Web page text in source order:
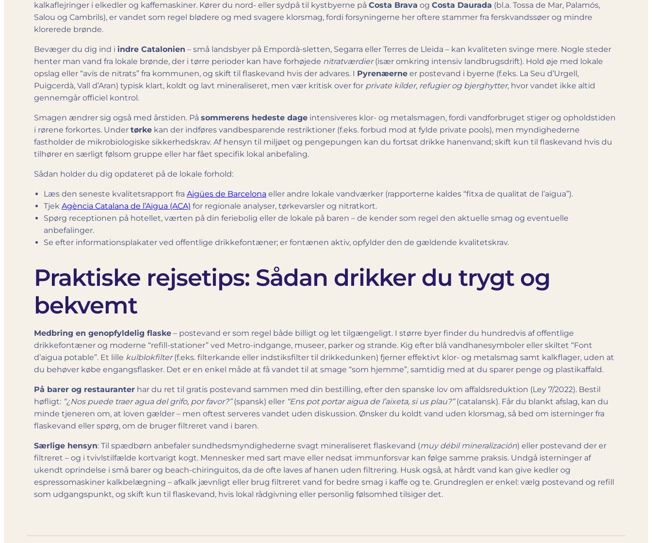
kalkaflejringer i elkedler og kaffemaskiner. Kører du nord- eller sydpå til kystbyerne på Costa Brava og Costa Daurada (bl.a. Tossa de Mar, Palamós,
Salou og Cambrils), er vandet som regel blødere og med svagere klorsmag, fordi forsyningerne her oftere stammer fra ferskvandssøer og mindre
klorerede brønde.
Bevæger du dig ind i indre Catalonien – små landsbyer på Empordà-sletten, Segarra eller Terres de Lleida – kan kvaliteten svinge mere. Nogle steder
henter man vand fra lokale brønde, der i tørre perioder kan have forhøjede nitratværdier(især omkring intensiv landbrugsdrift). Hold øje med lokale
opslag eller “avís de nitrats” fra kommunen, og skift til flaskevand hvis der advares. I Pyrenæerne er postevand i byerne (f.eks. La Seu d’Urgell,
Puigcerdà, Vall d’Aran) typisk klart, koldt og lavt mineraliseret, men vær kritisk over for private kilder, refugier og bjerghytter, hvor vandet ikke altid
gennemgår officiel kontrol.
Smagen ændrer sig også med årstiden. På sommerens hedeste dage intensiveres klor- og metalsmagen, fordi vandforbruget stiger og opholdstiden
i rørene forkortes. Under tørke kan der indføres vandbesparende restriktioner (f.eks. forbud mod at fylde private pools), men myndighederne
fastholder de mikrobiologiske sikkerhedskrav. Af hensyn til miljøet og pengepungen kan du fortsat drikke hanenvand; skift kun til flaskevand hvis du
tilhører en særligt følsom gruppe eller har fået specifik lokal anbefaling.
Sådan holder du dig opdateret på de lokale forhold:
Læs den seneste kvalitetsrapport fra Aigües de Barcelona eller andre lokale vandværker (rapporterne kaldes “fitxa de qualitat de l’aigua”).
Tjek Agència Catalana de l’Aigua (ACA) for regionale analyser, tørkevarsler og nitratkort.
Spørg receptionen på hotellet, værten på din feriebolig eller de lokale på baren – de kender som regel den aktuelle smag og eventuelle
anbefalinger.
Se efter informationsplakater ved offentlige drikkefontæner; er fontænen aktiv, opfylder den de gældende kvalitetskrav.
Praktiske rejsetips: Sådan drikker du trygt og
bekvemt
Medbring en genopfyldelig flaske – postevand er som regel både billigt og let tilgængeligt. I større byer finder du hundredvis af offentlige
drikkefontæner og moderne “refill-stationer” ved Metro-indgange, museer, parker og strande. Kig efter blå vandhanesymboler eller skiltet “Font
d’aigua potable”. Et lille kulblokfilter(f.eks. filterkande eller indstiksfilter til drikkedunken) fjerner effektivt klor- og metalsmag samt kalkflager, uden at
du behøver købe engangsflasker. Det er en enkel måde at få vandet til at smage “som hjemme”, samtidig med at du sparer penge og plastikaffald.
På barer og restauranter har du ret til gratis postevand sammen med din bestilling, efter den spanske lov om affaldsreduktion (Ley 7/2022). Bestil
høfligt: “¿Nos puede traer agua del grifo, por favor?”(spansk) eller “Ens pot portar aigua de l’aixeta, si us plau?”(catalansk). Får du blankt afslag, kan du
minde tjeneren om, at loven gælder – men oftest serveres vandet uden diskussion. Ønsker du koldt vand uden klorsmag, så bed om isterninger fra
flaskevand eller spørg, om de bruger filtreret vand i baren.
Særlige hensyn: Til spædbørn anbefaler sundhedsmyndighederne svagt mineraliseret flaskevand (muy débil mineralización) eller postevand der er
filtreret – og i tvivlstilfælde kortvarigt kogt. Mennesker med sart mave eller nedsat immunforsvar kan følge samme praksis. Undgå isterninger af
ukendt oprindelse i små barer og beach-chiringuitos, da de ofte laves af hanen uden filtrering. Husk også, at hårdt vand kan give kedler og
espressomaskiner kalkbelægning – afkalk jævnligt eller brug filtreret vand for bedre smag i kaffe og te. Grundreglen er enkel: vælg postevand og refill
som udgangspunkt, og skift kun til flaskevand, hvis lokal rådgivning eller personlig følsomhed tilsiger det.